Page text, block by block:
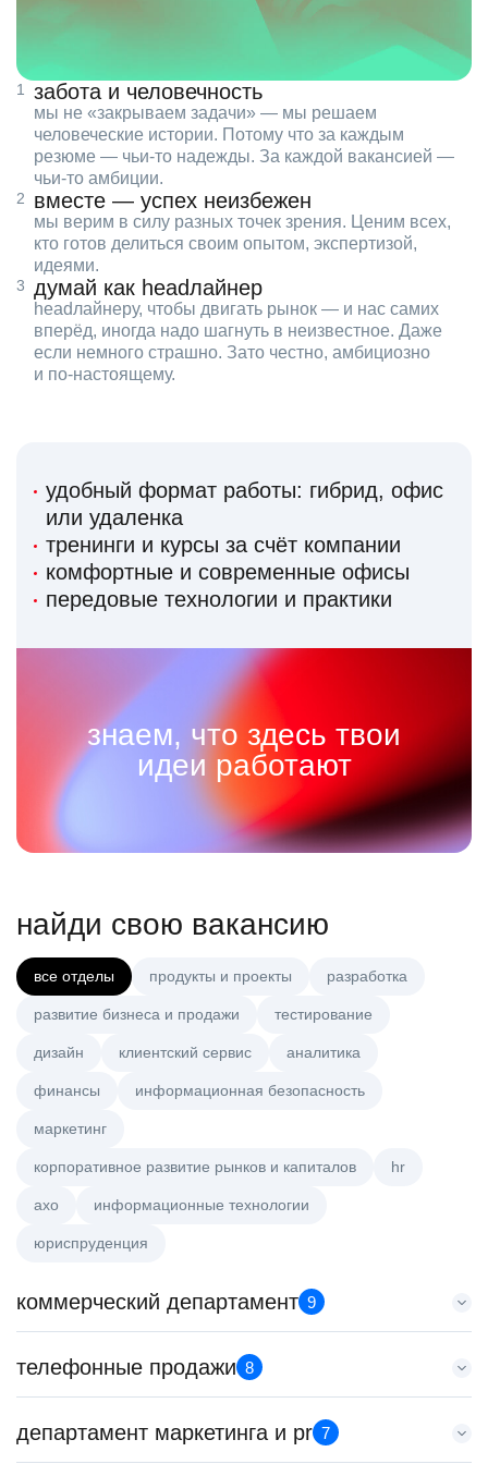
забота и человечность
мы не «закрываем задачи» — мы решаем
человеческие истории. Потому что за каждым
резюме — чьи‑то надежды. За каждой вакансией —
чьи‑то амбиции.
вместе — успех неизбежен
мы верим в силу разных точек зрения. Ценим всех,
кто готов делиться своим опытом, экспертизой,
идеями.
думай как headлайнер
headлайнеру, чтобы двигать рынок — и нас самих
вперёд, иногда надо шагнуть в неизвестное. Даже
если немного страшно. Зато честно, амбициозно
и по‑настоящему.
удобный формат работы: гибрид, офис
или удаленка
тренинги и курсы за счёт компании
комфортные и современные офисы
передовые технологии и практики
знаем, что здесь твои
идеи работают
найди свою вакансию
все отделы продукты и проекты разработка
развитие бизнеса и продажи тестирование
дизайн клиентский сервис аналитика
финансы информационная безопасность
маркетинг
корпоративное развитие рынков и капиталов hr
axo информационные технологии
юриспруденция
коммерческий департамент 9
Аналитик данных (направление Enterprise продаж)
HeadHunter::Коммерческий департамент
з/п не указана
телефонные продажи 8
Менеджер по привлечению клиентов (B2B)
HeadHunter::Телефонные продажи
департамент маркетинга и pr 7